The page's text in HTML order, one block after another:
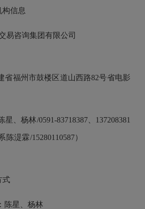
信息
交易咨询集团有限公司
州市鼓楼区道山西路82号省电影
5号楼2层
杨林/0591-83718387、137208381
联系陈湜霖/15280110587）
星、杨林